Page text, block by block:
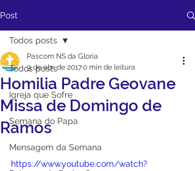
Post
Todos posts
Igreja que Sofre
Semana do Papa
Mensagem da Semana
Todos posts
Homilia Padre Geovane
Missa de Domingo de
Ramos
Pascom NS da Gloria
9 de abr. de 20170 min de leitura
https://www.youtube.com/watch?